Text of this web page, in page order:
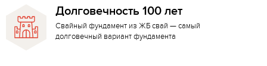
Долговечность 100 лет
Свайный фундамент из ЖБ свай — самый
долговечный вариант фундамента